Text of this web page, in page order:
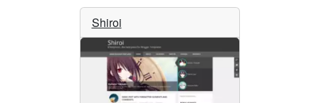
Shiroi